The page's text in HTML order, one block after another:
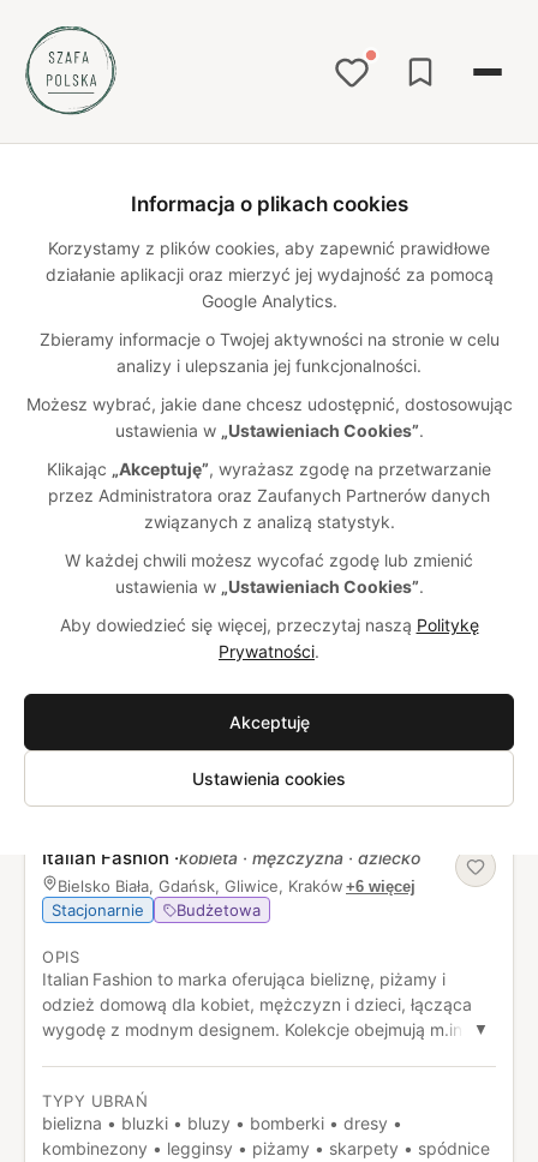
Informacja o plikach cookies
Korzystamy z plików cookies, aby zapewnić prawidłowe
działanie aplikacji oraz mierzyć jej wydajność za pomocą
Google Analytics.
Zbieramy informacje o Twojej aktywności na stronie w celu
analizy i ulepszania jej funkcjonalności.
Możesz wybrać, jakie dane chcesz udostępnić, dostosowując
ustawienia w „Ustawieniach Cookies”.
Klikając „Akceptuję”, wyrażasz zgodę na przetwarzanie
przez Administratora oraz Zaufanych Partnerów danych
związanych z analizą statystyk.
W każdej chwili możesz wycofać zgodę lub zmienić
ustawienia w „Ustawieniach Cookies”.
Aby dowiedzieć się więcej, przeczytaj naszą Politykę
Prywatności.
Ustawienia cookies
Akceptuję
/ Katalog bielizna / mężczyzna
Męskie bielizna szyte w Polsce
polskich marek w katalogu
Męskie bielizna od polskich marek dla mężczyzn – szyte w
Polsce, z dbałością o jakość, krój i naturalne materiały.
Wybierz ubrania od najlepszych polskich marek męskich –
koszulki dla mężczyzn, bluzy rozsuwane, wygodne spodnie i
klasyczne fasony szyte w Polsce.
Znajdź markę dla siebie
🔥 TOP 7 DNI: Flawless LAÏF Brandme
Klikaj serduszko na kartach marek, żeby je
Polska bielizna dla mężczyzn - najlepsze polskie
Italian Fashion ·kobieta · mężczyzna · dziecko
Bielsko Biała, Gdańsk, Gliwice, Kraków +6 więcej
Stacjonarnie Budżetowa
OPIS
Italian Fashion to marka oferująca bieliznę, piżamy i
odzież domową dla kobiet, mężczyzn i dzieci, łącząca
wygodę z modnym designem. Kolekcje obejmują m.in.
w domowym relaksie.
▼
TYPY UBRAŃ
bielizna • bluzki • bluzy • bomberki • dresy •
kombinezony • legginsy • piżamy • skarpety • spódnice